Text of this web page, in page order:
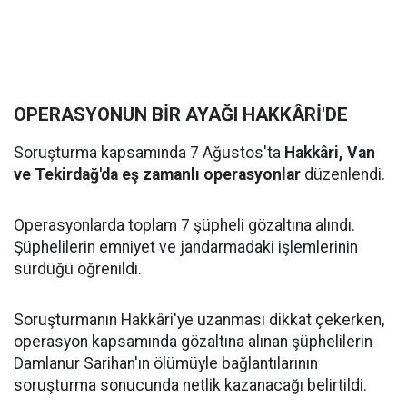
OPERASYONUN BİR AYAĞI HAKKÂRİ'DE
Soruşturma kapsamında 7 Ağustos'ta Hakkâri, Van
ve Tekirdağ'da eş zamanlı operasyonlar düzenlendi.
Operasyonlarda toplam 7 şüpheli gözaltına alındı.
Şüphelilerin emniyet ve jandarmadaki işlemlerinin
sürdüğü öğrenildi.
Soruşturmanın Hakkâri'ye uzanması dikkat çekerken,
operasyon kapsamında gözaltına alınan şüphelilerin
Damlanur Sarihan'ın ölümüyle bağlantılarının
soruşturma sonucunda netlik kazanacağı belirtildi.